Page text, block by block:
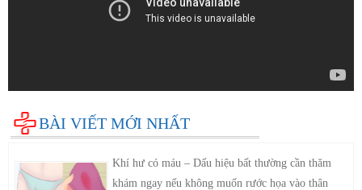
BÀI VIẾT MỚI NHẤT
Khí hư có máu – Dấu hiệu bất thường cần thăm
khám ngay nếu không muốn rước họa vào thân